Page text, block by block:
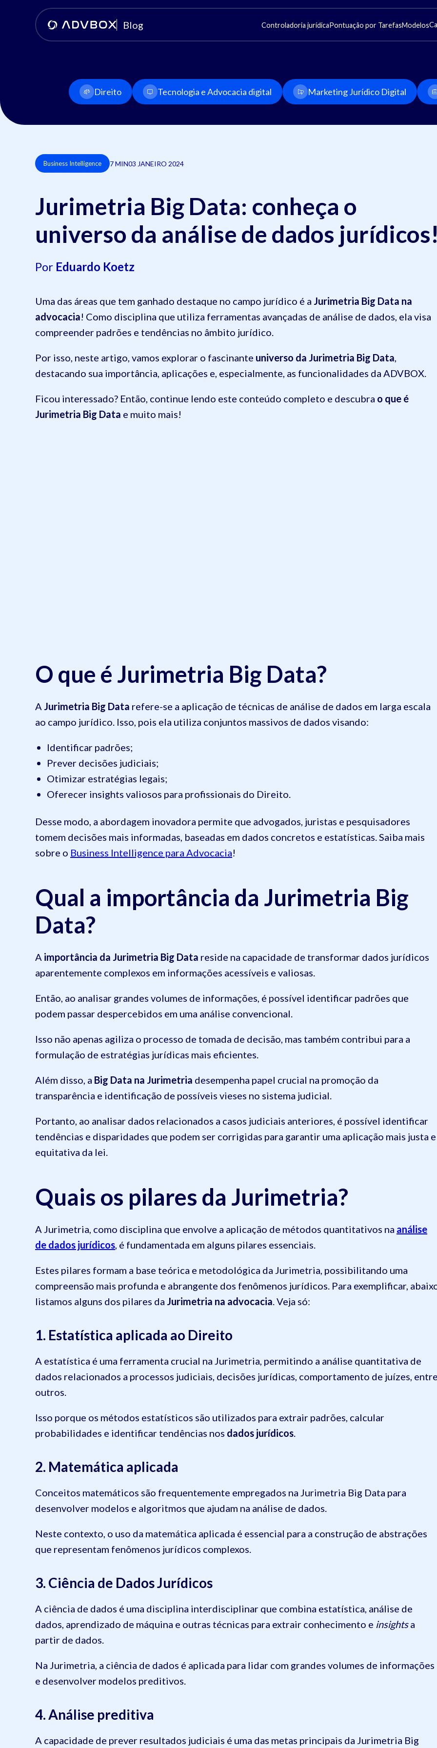
Blog Controladoria jurídicaPontuação por TarefasModelos
Direito Tecnologia e Advocacia digital Marketing Jurídico Digital
Business Intelligence 7 MIN03 JANEIRO 2024
Jurimetria Big Data: conheça o
universo da análise de dados
Por Eduardo Koetz
Uma das áreas que tem ganhado destaque no campo jurídico é a Jurimetria Big Data na
advocacia! Como disciplina que utiliza ferramentas avançadas de análise de dados, ela visa
compreender padrões e tendências no âmbito jurídico.
Por isso, neste artigo, vamos explorar o fascinante universo da Jurimetria Big Data,
destacando sua importância, aplicações e, especialmente, as funcionalidades da ADVBOX.
Ficou interessado? Então, continue lendo este conteúdo completo e descubra o que é
Jurimetria Big Data e muito mais!
O que é Jurimetria Big Data?
A Jurimetria Big Data refere-se a aplicação de técnicas de análise de dados em larga escala
ao campo jurídico. Isso, pois ela utiliza conjuntos massivos de dados visando:
Identificar padrões;
Prever decisões judiciais;
Otimizar estratégias legais;
Oferecer insights valiosos para profissionais do Direito.
Desse modo, a abordagem inovadora permite que advogados, juristas e pesquisadores
tomem decisões mais informadas, baseadas em dados concretos e estatísticas. Saiba mais
sobre o Business Intelligence para Advocacia!
Qual a importância da Jurimetria Big
Data?
A importância da Jurimetria Big Data reside na capacidade de transformar dados jurídicos
aparentemente complexos em informações acessíveis e valiosas.
Então, ao analisar grandes volumes de informações, é possível identificar padrões que
podem passar despercebidos em uma análise convencional.
Isso não apenas agiliza o processo de tomada de decisão, mas também contribui para a
formulação de estratégias jurídicas mais eficientes.
Além disso, a Big Data na Jurimetria desempenha papel crucial na promoção da
transparência e identificação de possíveis vieses no sistema judicial.
Portanto, ao analisar dados relacionados a casos judiciais anteriores, é possível identificar
tendências e disparidades que podem ser corrigidas para garantir uma aplicação mais justa e
equitativa da lei.
Quais os pilares da Jurimetria?
A Jurimetria, como disciplina que envolve a aplicação de métodos quantitativos na análise
de dados jurídicos , é fundamentada em alguns pilares essenciais.
Estes pilares formam a base teórica e metodológica da Jurimetria, possibilitando uma
compreensão mais profunda e abrangente dos fenômenos jurídicos. Para exemplificar,
listamos alguns dos pilares da Jurimetria na advocacia . Veja só:
1. Estatística aplicada ao Direito
A estatística é uma ferramenta crucial na Jurimetria, permitindo a análise quantitativa de
dados relacionados a processos judiciais, decisões jurídicas, comportamento de juízes,
outros.
Isso porque os métodos estatísticos são utilizados para extrair padrões, calcular
probabilidades e identificar tendências nos dados jurídicos
2. Matemática aplicada
Conceitos matemáticos são frequentemente empregados na Jurimetria Big Data para
desenvolver modelos e algoritmos que ajudam na análise de dados.
Neste contexto, o uso da matemática aplicada é essencial para a construção de abstrações
que representam fenômenos jurídicos complexos.
3. Ciência de Dados Jurídicos
A ciência de dados é uma disciplina interdisciplinar que combina estatística, análise de
dados, aprendizado de máquina e outras técnicas para extrair conhecimento e insightsa
partir de dados.
Na Jurimetria, a ciência de dados é aplicada para lidar com grandes volumes de informações
e desenvolver modelos preditivos.
4. Análise preditiva
A capacidade de prever resultados judiciais é uma das metas principais da Jurimetria Big